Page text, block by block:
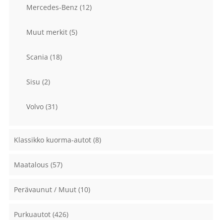
Mercedes-Benz (12)
Muut merkit (5)
Scania (18)
Sisu (2)
Volvo (31)
Klassikko kuorma-autot (8)
Maatalous (57)
Perävaunut / Muut (10)
Purkuautot (426)